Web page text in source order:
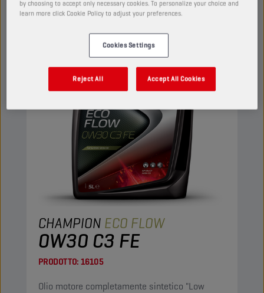
OLI MOTORI
CHAMPION ECO FLOW
0W30 C3 FE
PRODOTTO: 16105
Olio motore completamente sintetico "Low
by choosing to accept only necessary cookies. To personalize your choice and
learn more click Cookie Policy to adjust your preferences.
Cookies Settings
Reject All Accept All Cookies